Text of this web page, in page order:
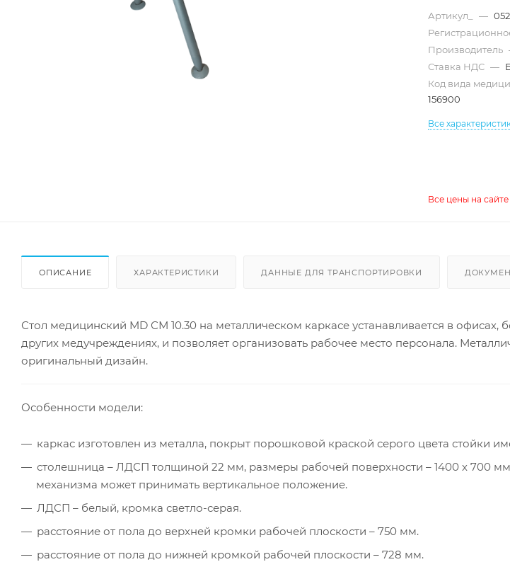
Артикул_ —
Производитель
Ставка НДС —
Код вида
156900
Все
Все цены на
ОПИСАНИЕ ХАРАКТЕРИСТИКИ ДАННЫЕ ДЛЯ ТРАНСПОРТИРОВКИ
Стол медицинский MD СМ 10.30 на металлическом каркасе устанавливается в офисах,
других медучреждениях, и позволяет организовать рабочее место персонала.
оригинальный дизайн.
Особенности модели:
каркас изготовлен из металла, покрыт порошковой краской серого цвета стойки
столешница – ЛДСП толщиной 22 мм, размеры рабочей поверхности – 1400 х 700
механизма может принимать вертикальное положение.
ЛДСП – белый, кромка светло-серая.
расстояние от пола до верхней кромки рабочей плоскости – 750 мм.
расстояние от пола до нижней кромкой рабочей плоскости – 728 мм.